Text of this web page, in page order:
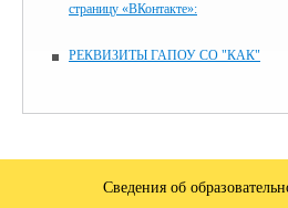
страницу «ВКонтакте»:
РЕКВИЗИТЫ ГАПОУ СО "КАК"
Сведения об